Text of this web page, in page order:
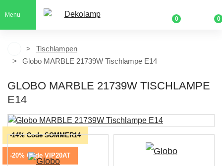
Menu
0 0
Tischlampen
Globo MARBLE 21739W Tischlampe E14
GLOBO MARBLE 21739W TISCHLAMPE
E14
-14% Code SOMMER14
-20% Code VIP20AT